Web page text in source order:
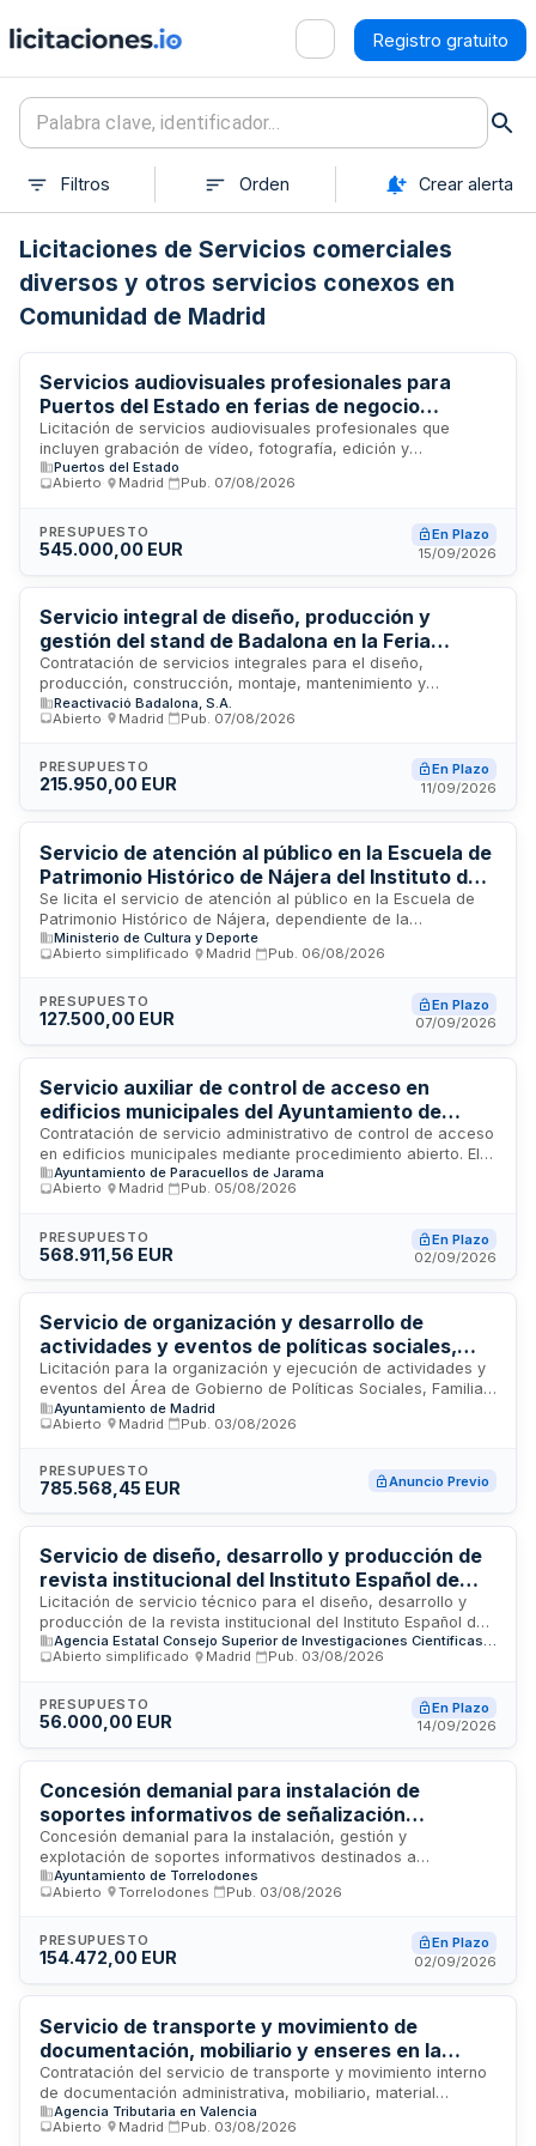
Registro gratuito
Filtros Orden Crear alerta
Licitaciones de Servicios comerciales
diversos y otros servicios conexos en
Comunidad de Madrid
Servicios audiovisuales profesionales para
Puertos del Estado en ferias de negocio
nacionales e internacionales
Licitación de servicios audiovisuales profesionales que
incluyen grabación de vídeo, fotografía, edición y
postproducción para la participación de Puertos del Estado
en ferias de negocio nacionales e internacionales. El
medios técnicos para la captación, edición y entrega de
contenidos audiovisuales de calidad institucional durante
Puertos del Estado
Abierto
Madrid Pub. 07/08/2026
PRESUPUESTO
545.000,00 EUR
En Plazo
15/09/2026
Servicio integral de diseño, producción y
gestión del stand de Badalona en la Feria
Internacional de Turismo de Madrid 2027
Contratación de servicios integrales para el diseño,
producción, construcción, montaje, mantenimiento y
desmontaje del stand ferial de Badalona en la Feria
Internacional de Turismo que se celebra en Madrid en la
contenidos audiovisuales, gestión de comunicación y
programación de actividades, con responsabilidades de
material publicitario, almacenamiento y gestión de
inventarios.
Reactivació Badalona, S.A.
Abierto
Madrid Pub. 07/08/2026
PRESUPUESTO
215.950,00 EUR
En Plazo
11/09/2026
Servicio de atención al público en la Escuela de
Patrimonio Histórico de Nájera del Instituto de
Patrimonio Cultural de España
Se licita el servicio de atención al público en la Escuela de
Patrimonio Histórico de Nájera, dependiente de la
Subdirección General del Instituto de Patrimonio Cultural de
España. El servicio comprende la recepción, información y
asistencia y elaboración de informes mensuales con
métricas de afluencia y procedencia geográfica. La
coordinador con experiencia en gestión de servicios
similares y personal especializado en atención al público con
formación mínima de educación secundaria obligatoria,
dominio del español y competencia en lengua inglesa.
Ministerio de Cultura y Deporte
Abierto simplificado
Madrid Pub. 06/08/2026
PRESUPUESTO
127.500,00 EUR
En Plazo
07/09/2026
Servicio auxiliar de control de acceso en
edificios municipales del Ayuntamiento de
Paracuellos de Jarama
Contratación de servicio administrativo de control de acceso
en edificios municipales mediante procedimiento abierto. El
adjudicatario será responsable de proporcionar planificación
del servicio con periodicidad determinada, incluyendo días,
cambios de turno con solapamiento de quince minutos para
transmisión de incidencias e instrucciones entre
Público.
Ayuntamiento de Paracuellos de Jarama
Abierto
Madrid Pub. 05/08/2026
PRESUPUESTO
568.911,56 EUR
En Plazo
02/09/2026
Servicio de organización y desarrollo de
actividades y eventos de políticas sociales,
familia e igualdad con productos de comercio
justo - Ayuntamiento de Madrid
Licitación para la organización y ejecución de actividades y
eventos del Área de Gobierno de Políticas Sociales, Familia
e Igualdad del Ayuntamiento de Madrid. El servicio
comprende la planificación, coordinación y desarrollo de
familiar y cohesión social, con obligación de utilizar
productos y servicios procedentes del comercio justo en el
garantizar que los actos municipales en materia social
alineen valores de sostenibilidad y comercio ético con los
objetivos de inclusión social de la ciudad.
Ayuntamiento de Madrid
Abierto
Madrid Pub. 03/08/2026
PRESUPUESTO
785.568,45 EUR Anuncio Previo
Servicio de diseño, desarrollo y producción de
revista institucional del Instituto Español de
Oceanografía
Licitación de servicio técnico para el diseño, desarrollo y
producción de la revista institucional del Instituto Español de
Oceanografía, organismo del Consejo Superior de
Investigaciones Científicas. El contrato comprende la
fases de creación, maquetación y producción de la
publicación institucional. La duración máxima del contrato es
Agencia Estatal Consejo Superior de Investigaciones Científicas, M.P.
Abierto simplificado
Madrid Pub. 03/08/2026
PRESUPUESTO
56.000,00 EUR
En Plazo
14/09/2026
Concesión demanial para instalación de
soportes informativos de señalización
institucional y comercial mediante explotación
publicitaria en Torrelodones
Concesión demanial para la instalación, gestión y
explotación de soportes informativos destinados a
señalización institucional y comercial en el término municipal
de Torrelodones. El Ayuntamiento licita mediante esta
comercialmente estructuras publicitarias en la vía pública,
generando ingresos derivados de la venta de espacios
soportes informativos, mantenimiento y operación de los
mismos durante el período de vigencia de la concesión.
Ayuntamiento de Torrelodones
Abierto
Torrelodones Pub. 03/08/2026
PRESUPUESTO
154.472,00 EUR
En Plazo
02/09/2026
Servicio de transporte y movimiento de
documentación, mobiliario y enseres en la
Delegación de la AEAT de la Comunitat
Valenciana
Contratación del servicio de transporte y movimiento interno
de documentación administrativa, mobiliario, material
informático y otros enseres entre los distintos centros de la
Delegación Especial de la Agencia Tributaria en Valencia y
Agencia Tributaria en Valencia
Abierto
Madrid Pub. 03/08/2026